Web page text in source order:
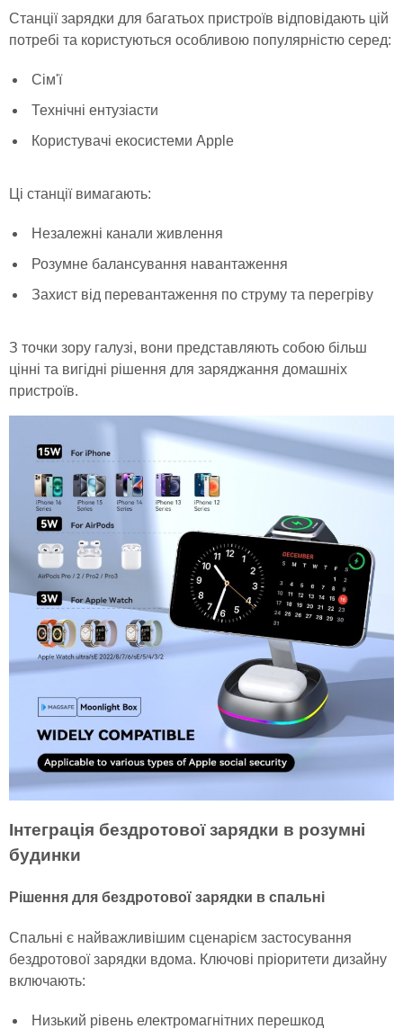
Станції зарядки для багатьох пристроїв відповідають цій
потребі та користуються особливою популярністю серед:
Сім'ї
Технічні ентузіасти
Користувачі екосистеми Apple
Ці станції вимагають:
Незалежні канали живлення
Розумне балансування навантаження
Захист від перевантаження по струму та перегріву
З точки зору галузі, вони представляють собою більш
цінні та вигідні рішення для заряджання домашніх
пристроїв.
Інтеграція бездротової зарядки в розумні
будинки
Рішення для бездротової зарядки в спальні
Спальні є найважливішим сценарієм застосування
бездротової зарядки вдома. Ключові пріоритети дизайну
включають:
Низький рівень електромагнітних перешкод